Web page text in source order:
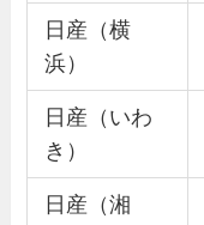
日産（横
浜）
日産（いわ
き）
日産（湘